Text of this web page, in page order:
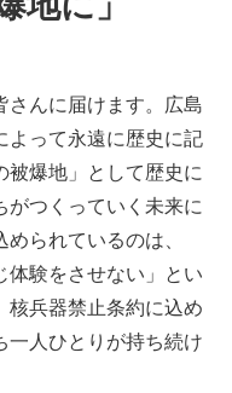
さんに届けます。広島
よって永遠に歴史に記
被爆地」として歴史に
がつくっていく未来に
られているのは、
体験をさせない」とい
核兵器禁止条約に込め
一人ひとりが持ち続け